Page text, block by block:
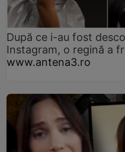
După ce i-au fost
Instagram, o regină a
www.antena3.ro